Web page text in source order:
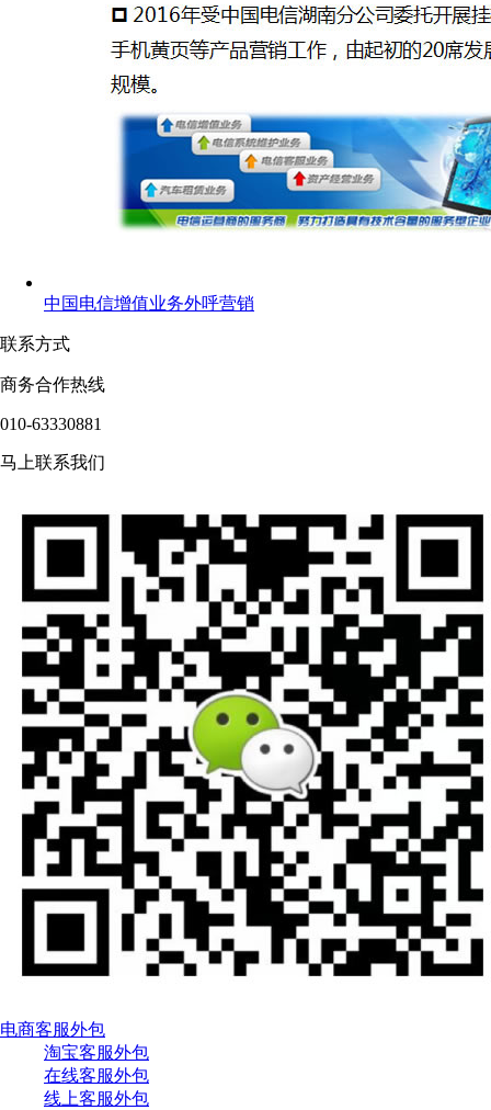
中国电信增值业务外呼营销
联系方式
商务合作热线
010-63330881
马上联系我们
电商客服外包
淘宝客服外包
在线客服外包
线上客服外包